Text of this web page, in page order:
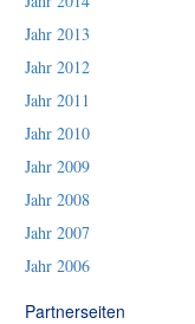
Jahr 2013
Jahr 2012
Jahr 2011
Jahr 2010
Jahr 2009
Jahr 2008
Jahr 2007
Jahr 2006
Partnerseiten